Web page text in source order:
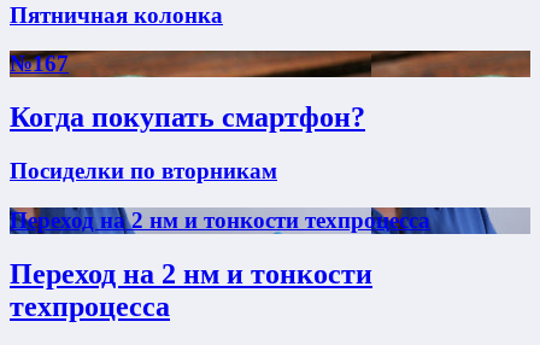
Пятничная колонка
№167
Когда покупать смартфон?
Посиделки по вторникам
Переход на 2 нм и тонкости техпроцесса
Переход на 2 нм и тонкости
техпроцесса